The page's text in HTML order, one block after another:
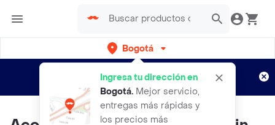
Bogotá
Ingresa tu dirección en
Bogotá. Mejor servicio,
entregas más rápidas y
los precios más
envíos gratis por semanas
Aplican TyC